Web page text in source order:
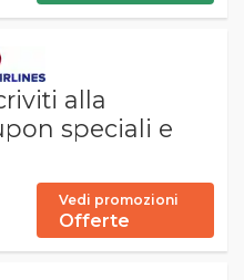
alla
speciali e
Vedi promozioni
Offerte